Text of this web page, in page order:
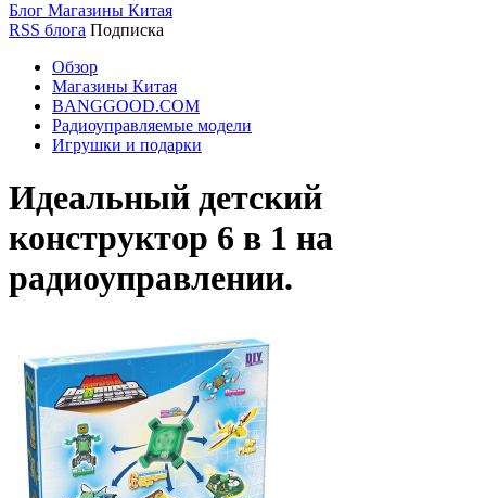
Блог Магазины Китая
RSS блога Подписка
Обзор
Магазины Китая
BANGGOOD.COM
Радиоуправляемые модели
Игрушки и подарки
Идеальный детский
конструктор 6 в 1 на
радиоуправлении.